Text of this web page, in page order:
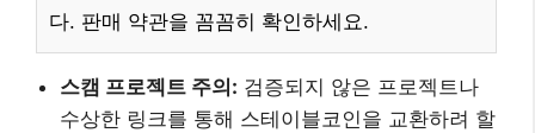
다. 판매 약관을 꼼꼼히 확인하세요.
스캠 프로젝트 주의: 검증되지 않은 프로젝트나
수상한 링크를 통해 스테이블코인을 교환하려 할